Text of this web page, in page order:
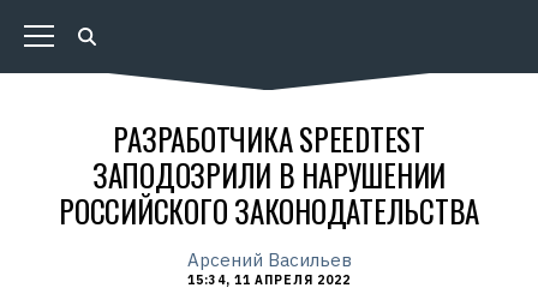
РАЗРАБОТЧИКА SPEEDTEST
ЗАПОДОЗРИЛИ В НАРУШЕНИИ
РОССИЙСКОГО ЗАКОНОДАТЕЛЬСТВА
Арсений Васильев
15:34, 11 АПРЕЛЯ 2022